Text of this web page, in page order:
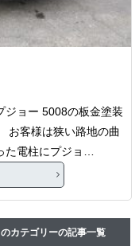
ジョー 5008の板金塗装
お客様は狭い路地の曲
た電柱にプジョ…
カテゴリーの記事一覧